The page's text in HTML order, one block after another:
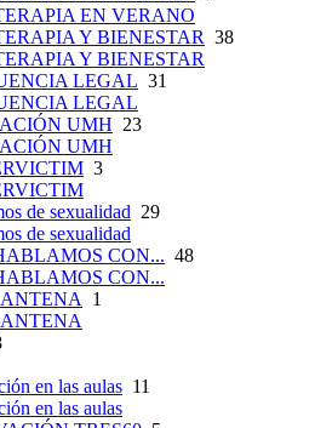
EN VERANO
Y BIENESTAR 38
Y BIENESTAR
LEGAL 31
LEGAL
UMH 23
UMH
3
de sexualidad 29
de sexualidad
CON... 48
CON...
1
en las aulas 11
en las aulas